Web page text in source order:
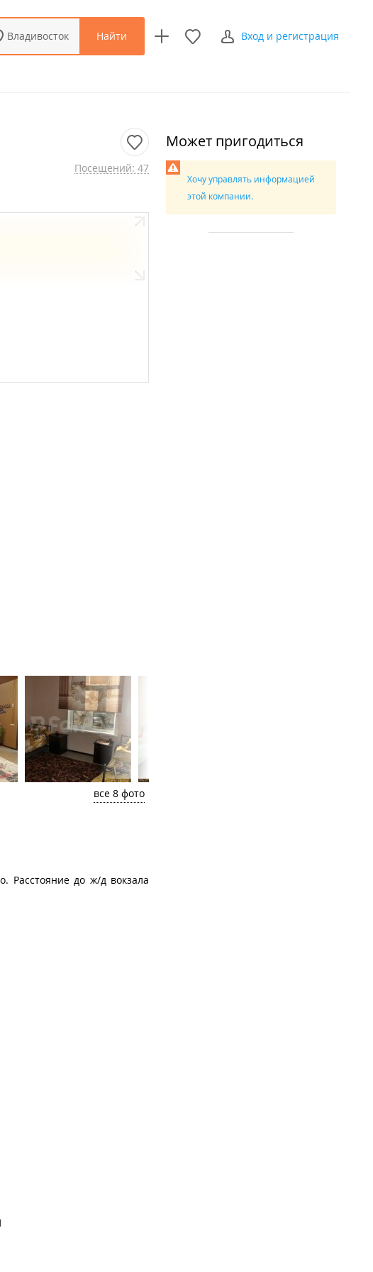
Владивосток Найти Вход и регистрация
Посещений: 47
все 8 фото
Расстояние до ж/д вокзала
Может пригодиться
Хочу управлять информацией
этой компании.